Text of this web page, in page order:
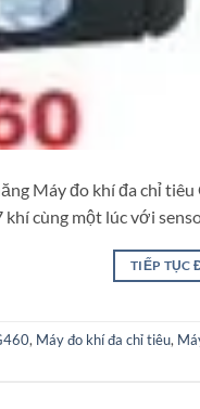
Máy đo khí đa chỉ
cùng một lúc với
TIẾP TỤC
, Máy đo khí đa chỉ tiêu,